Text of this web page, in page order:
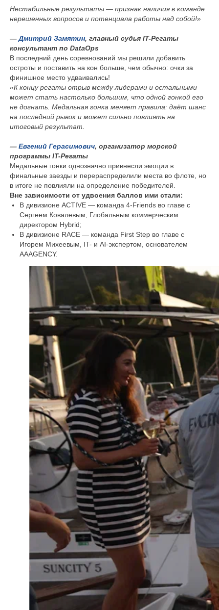
Нестабильные результаты — признак наличия в команде
нерешенных вопросов и потенциала работы над собой!»
—Дмитрий Замятин, главный судья IT-Регаты
консультант по DataOps
В последний день соревнований мы решили добавить
остроты и поставить на кон больше, чем обычно: очки за
финишное место удваивались!
«К концу регаты отрыв между лидерами и остальными
может стать настолько большим, что одной гонкой его
не догнать. Медальная гонка меняет правила: даёт шанс
на последний рывок и может сильно повлиять на
итоговый результат.
— Евгений Герасимович, организатор морской
программы IT-Регаты
Медальные гонки однозначно привнесли эмоции в
финальные заезды и перераспределили места во флоте, но
в итоге не повлияли на определение победителей.
Вне зависимости от удвоения баллов ими стали:
В дивизионе ACTIVE — команда 4-Friends во главе с
Сергеем Ковалевым, Глобальным коммерческим
директором Hybrid;
В дивизионе RACE — команда First Step во главе с
Игорем Михеевым, IT- и AI-экспертом, основателем
AAAGENCY.